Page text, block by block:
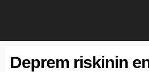
Deprem riskinin